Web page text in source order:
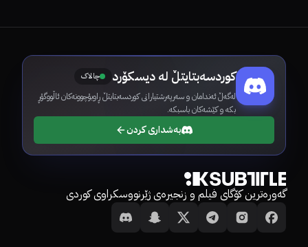
کوردسەبتایتڵ لە دیسکۆرد چالاک
لەگەڵ ئەندامان و سەرپەرشتیارانی کوردسەبتایتڵ ڕاوبۆچوونەکان ئاڵووگۆڕ
بکە و کێشەکان باسبکە.
بەشداری کردن
گەورەترین کۆگای فیلم و زنجیرەی ژێرنووسکراوی کوردی